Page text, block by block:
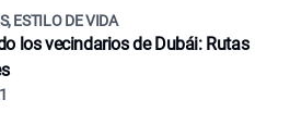
ESTILO DE VIDA
los vecindarios de Dubái: Rutas